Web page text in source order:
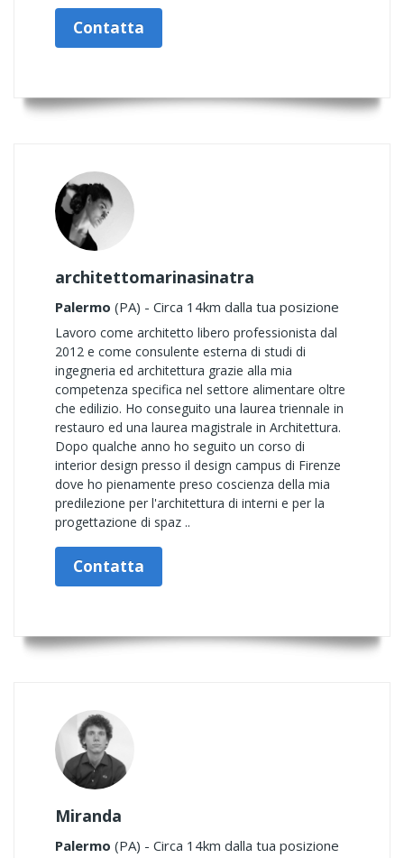
Contatta
architettomarinasinatra
Palermo (PA) - Circa 14km dalla tua posizione
Lavoro come architetto libero professionista dal
2012 e come consulente esterna di studi di
ingegneria ed architettura grazie alla mia
competenza specifica nel settore alimentare oltre
che edilizio. Ho conseguito una laurea triennale in
restauro ed una laurea magistrale in Architettura.
Dopo qualche anno ho seguito un corso di
interior design presso il design campus di Firenze
dove ho pienamente preso coscienza della mia
predilezione per l'architettura di interni e per la
progettazione di spaz ..
Contatta
Miranda
Palermo (PA) - Circa 14km dalla tua posizione